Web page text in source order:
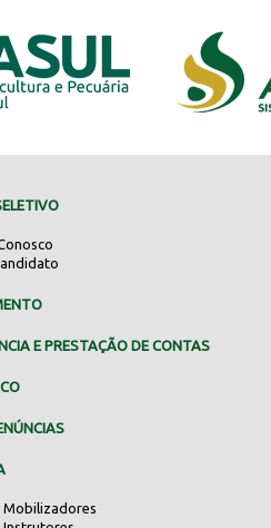
E PRESTAÇÃO DE CONTAS
Mobilizadores